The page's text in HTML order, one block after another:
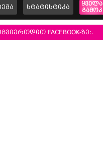
სტატისტიკა
ყველა
გამოკ
FACEBOOK-ზე:.